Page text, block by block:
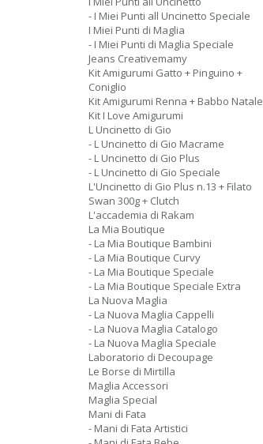
- I Miei Punti all Uncinetto Speciale
I Miei Punti di Maglia
- I Miei Punti di Maglia Speciale
Jeans Creativemamy
Kit Amigurumi Gatto + Pinguino +
Coniglio
Kit Amigurumi Renna + Babbo Natale
Kit I Love Amigurumi
L Uncinetto di Gio
- L Uncinetto di Gio Macrame
- L Uncinetto di Gio Plus
- L Uncinetto di Gio Speciale
L'Uncinetto di Gio Plus n.13 + Filato
Swan 300g + Clutch
L'accademia di Rakam
La Mia Boutique
- La Mia Boutique Bambini
- La Mia Boutique Curvy
- La Mia Boutique Speciale
- La Mia Boutique Speciale Extra
La Nuova Maglia
- La Nuova Maglia Cappelli
- La Nuova Maglia Catalogo
- La Nuova Maglia Speciale
Laboratorio di Decoupage
Le Borse di Mirtilla
Maglia Accessori
Maglia Special
Mani di Fata
- Mani di Fata Artistici